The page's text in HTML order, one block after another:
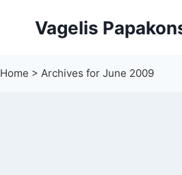
Vagelis
Home > Archives for June 2009